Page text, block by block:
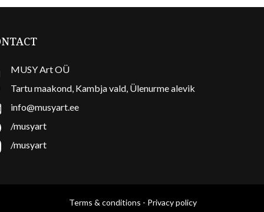
MUSY Art OÜ
Tartu maakond, Kambja vald, Ülenurme alevik
info@musyart.ee
/musyart
/musyart
Terms & conditions - Privacy policy